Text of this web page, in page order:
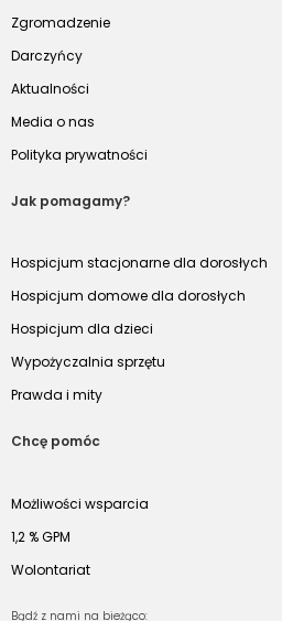
Zgromadzenie
Darczyńcy
Aktualności
Media o nas
Polityka prywatności
Jak pomagamy?
Hospicjum stacjonarne dla dorosłych
Hospicjum domowe dla dorosłych
Hospicjum dla dzieci
Wypożyczalnia sprzętu
Prawda i mity
Chcę pomóc
Możliwości wsparcia
1,2 % GPM
Wolontariat
Bądź z nami na bieżąco: